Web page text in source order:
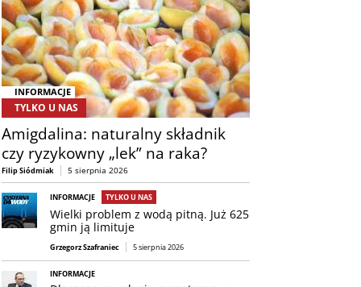
INFORMACJE
TYLKO U NAS
Amigdalina: naturalny składnik
czy ryzykowny „lek” na raka?
Filip Siódmiak 5 sierpnia 2026
INFORMACJE TYLKO U NAS
Wielki problem z wodą pitną. Już 625
gmin ją limituje
Grzegorz Szafraniec 5 sierpnia 2026
INFORMACJE